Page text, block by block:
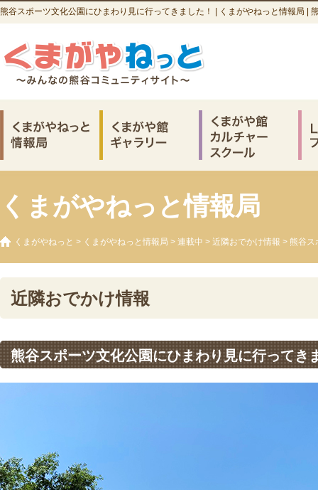
熊谷スポーツ文化公園にひまわり見に行ってきました！ | くまがやねっと情報局 |
くまがやねっと情報局
くまがやねっと > くまがやねっと情報局 > 連載中 > 近隣おでかけ情報 > 熊谷ス
近隣おでかけ情報
熊谷スポーツ文化公園にひまわり見に行ってき